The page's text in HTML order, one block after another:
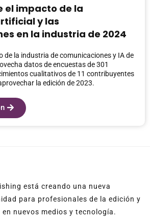
el impacto de la
y las
en la industria de 2024
de la industria de comunicaciones y IA de
datos de encuestas de 301
cualitativos de 11 contribuyentes
la edición de 2023.
está creando una nueva
para profesionales de la edición y
en nuevos medios y tecnología.